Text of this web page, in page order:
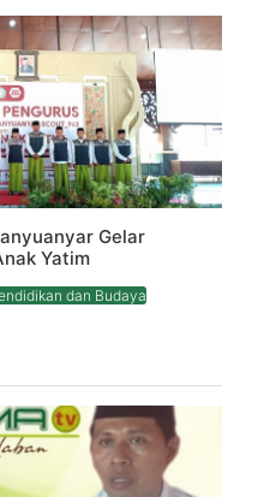
Gelar
Yatim
dan Budaya